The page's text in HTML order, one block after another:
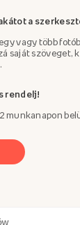
a
vagy több
saját szöveget,
rendelj!
munkanapon